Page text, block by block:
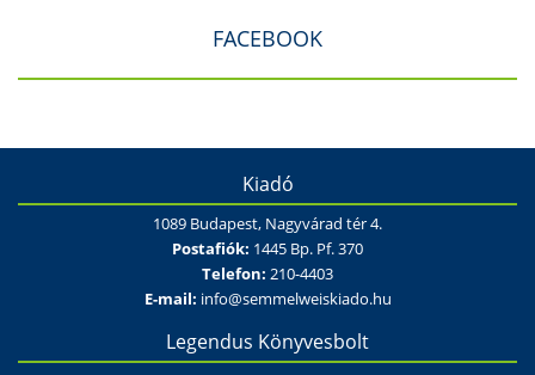
FACEBOOK
Kiadó
1089 Budapest, Nagyvárad tér 4.
Postafiók: 1445 Bp. Pf. 370
Telefon: 210-4403
E-mail: info@semmelweiskiado.hu
Legendus Könyvesbolt